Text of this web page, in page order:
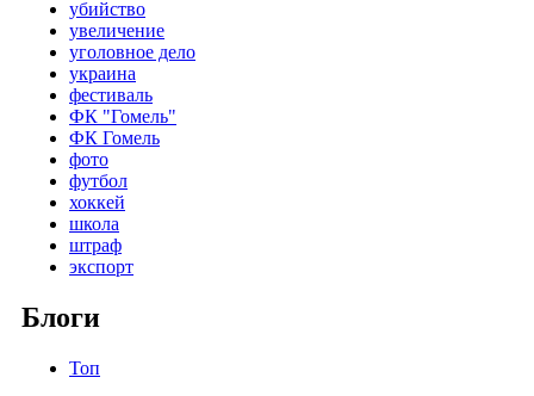
убийство
увеличение
уголовное дело
украина
фестиваль
ФК "Гомель"
ФК Гомель
фото
футбол
хоккей
школа
штраф
экспорт
Блоги
Топ